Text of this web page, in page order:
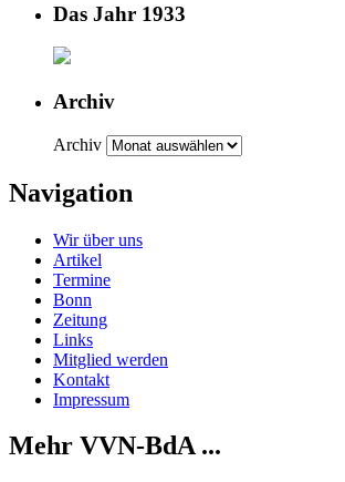
Das Jahr 1933
Archiv
Archiv
Navigation
Wir über uns
Artikel
Termine
Bonn
Zeitung
Links
Mitglied werden
Kontakt
Impressum
Mehr VVN-BdA ...